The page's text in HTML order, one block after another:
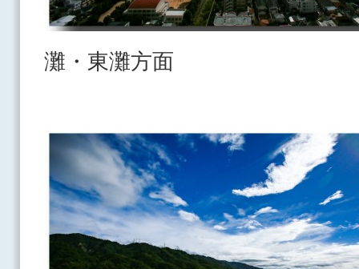
灘・東灘方面